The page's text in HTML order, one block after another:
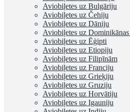
Aviobiļetes uz Bulgāriju
Aviobiļetes uz Čehiju
Aviobiļetes uz Dāniju
Aviobiļetes uz
Aviobiļetes uz Ēģipti
Aviobiļetes uz Etiopiju
Aviobiļetes uz Filipīnām
Aviobiļetes uz Franciju
Aviobiļetes uz Grieķiju
Aviobiļetes uz Gruziju
Aviobiļetes uz Horvātiju
Aviobiļetes uz Igauniju